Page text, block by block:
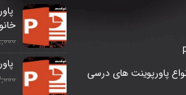
پاورپوینت های درسی
9,000
7,000